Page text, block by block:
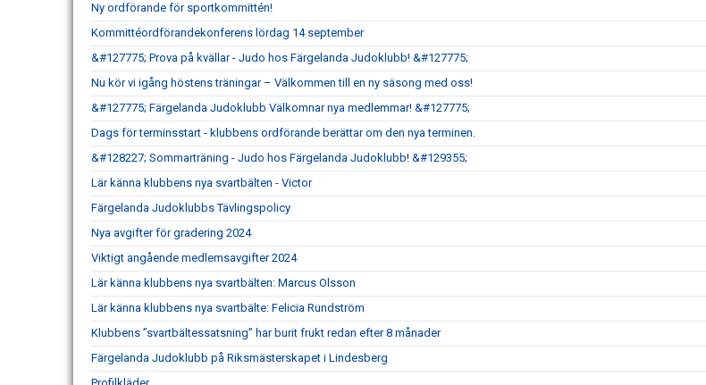
Ny ordförande för sportkommittén!
Kommittéordförandekonferens lördag 14 september
&#127775; Prova på kvällar - Judo hos Färgelanda Judoklubb! &#127775;
Nu kör vi igång höstens träningar – Välkommen till en ny säsong med oss!
&#127775; Färgelanda Judoklubb Välkomnar nya medlemmar! &#127775;
Dags för terminsstart - klubbens ordförande berättar om den nya terminen.
&#128227; Sommarträning - Judo hos Färgelanda Judoklubb! &#129355;
Lär känna klubbens nya svartbälten - Victor
Färgelanda Judoklubbs Tävlingspolicy
Nya avgifter för gradering 2024
Viktigt angående medlemsavgifter 2024
Lär känna klubbens nya svartbälten: Marcus Olsson
Lär känna klubbens nya svartbälte: Felicia Rundström
Klubbens ”svartbältessatsning” har burit frukt redan efter 8 månader
Färgelanda Judoklubb på Riksmästerskapet i Lindesberg